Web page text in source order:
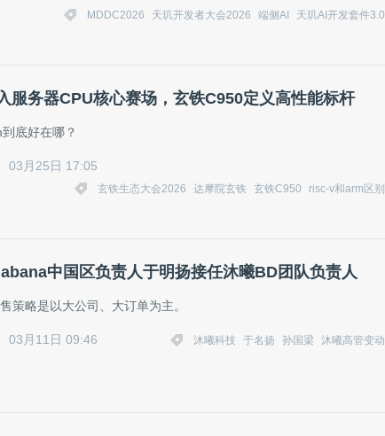
MDDC2026 天玑开发者大会2026 端侧AI 天玑AI开发套件3.0
服务器CPU核心赛场，玄铁C950定义高性能标杆
底好在哪？
03月25日 17:05
玄铁生态大会2026 达摩院玄铁 玄铁C950 risc-v和arm区别
中国区负责人于明扬接任沐曦BD团队负责人
策略是以大公司、大订单为主。
03月11日 09:46 沐曦科技 于名扬 孙国梁 沐曦高管变动